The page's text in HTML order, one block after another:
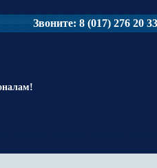
Звоните: 8 (017) 276 20